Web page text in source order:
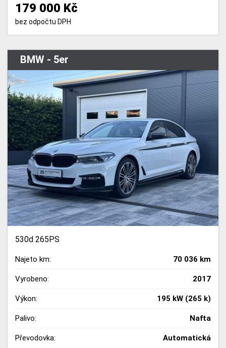
179 000 Kč
bez odpočtu DPH
BMW - 5er
530d 265PS
Najeto km: 70 036 km
Vyrobeno: 2017
Výkon: 195 kW (265 k)
Palivo: Nafta
Převodovka: Automatická